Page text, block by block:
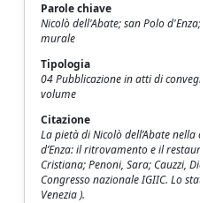
Parole chiave
Nicolò dell'Abate; san Polo
murale
Tipologia
04 Pubblicazione in atti di
volume
Citazione
La pietà di Nicolò dell’Abate
d’Enza: il ritrovamento e il
Cristiana; Penoni, Sara; Cauzzi,
Congresso nazionale IGIIC. Lo
Venezia ).